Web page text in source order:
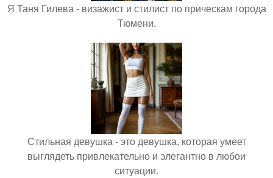
Я Таня Гилева - визажист и стилист по прическам города
Тюмени.
Стильная девушка - это девушка, которая умеет
выглядеть привлекательно и элегантно в любои
ситуации.